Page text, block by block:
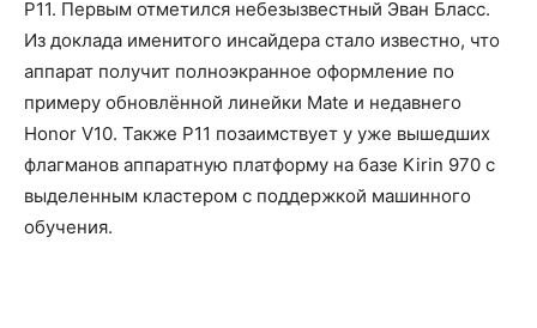
P11. Первым отметился небезызвестный Эван Бласс.
Из доклада именитого инсайдера стало известно, что
аппарат получит полноэкранное оформление по
примеру обновлённой линейки Mate и недавнего
Honor V10. Также P11 позаимствует у уже вышедших
флагманов аппаратную платформу на базе Kirin 970 с
выделенным кластером с поддержкой машинного
обучения.